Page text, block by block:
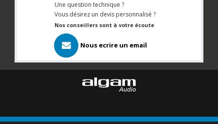
Une question technique ?
Vous désirez un devis personnalisé ?
Nos conseillers sont à votre écoute
Nous ecrire un email